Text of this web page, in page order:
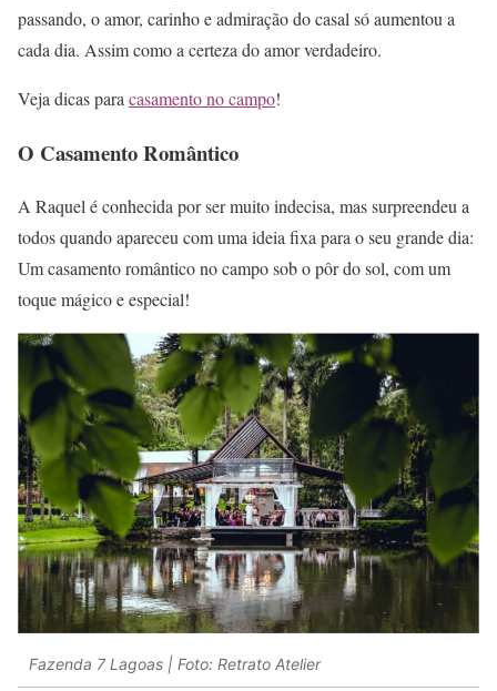
passando, o amor, carinho e admiração do casal só aumentou a
cada dia. Assim como a certeza do amor verdadeiro.
Veja dicas para casamento no campo!
O Casamento Romântico
A Raquel é conhecida por ser muito indecisa, mas surpreendeu a
todos quando apareceu com uma ideia fixa para o seu grande dia:
Um casamento romântico no campo sob o pôr do sol, com um
toque mágico e especial!
Fazenda 7 Lagoas | Foto: Retrato Atelier